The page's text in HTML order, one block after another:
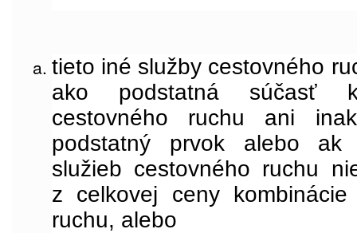
tieto iné služby cestovného
ako podstatná súčasť
cestovného ruchu ani
podstatný prvok alebo
služieb cestovného ruchu
z celkovej ceny
ruchu, alebo